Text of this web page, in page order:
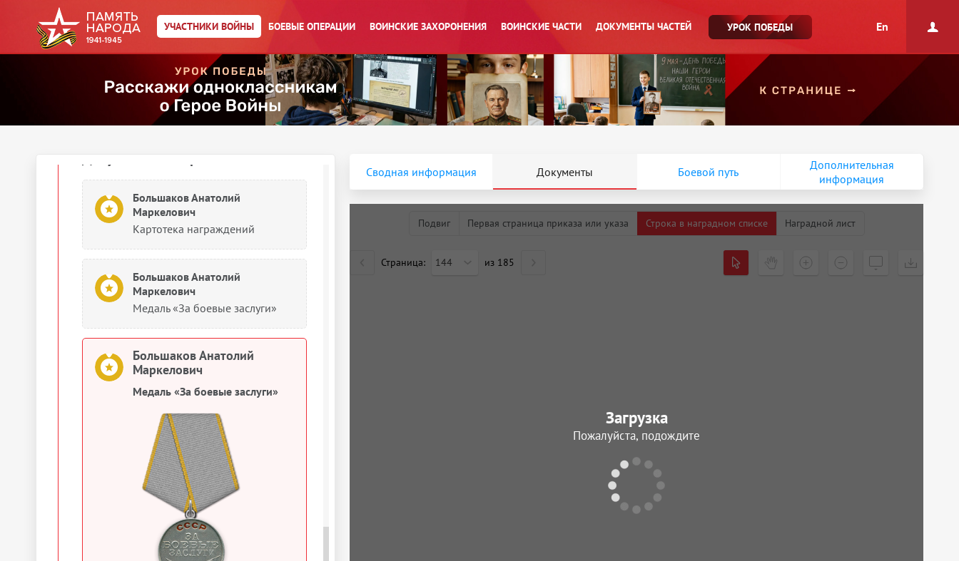
УЧАСТНИКИ ВОЙНЫ БОЕВЫЕ ОПЕРАЦИИ ВОИНСКИЕ ЗАХОРОНЕНИЯ ВОИНСКИЕ ЧАСТИ ДОКУМЕНТЫ ЧАСТЕЙ УРОК ПОБЕДЫ En
Большаков Анатолий
Маркелович
Медаль «За победу над
Германией в Великой
Отечественной войне 1941–
1945 гг.»
Большаков Анатолий
Маркелович
Картотека награждений
Большаков Анатолий
Маркелович
Медаль «За боевые заслуги»
Большаков Анатолий
Маркелович
Медаль «За боевые заслуги»
Сводная информация Документы Боевой путь
Дополнительная
информация
Подвиг Первая страница приказа или указа Строка в наградном списке Наградной лист
Страница: 144 из 185
Загрузка
Пожалуйста, подождите